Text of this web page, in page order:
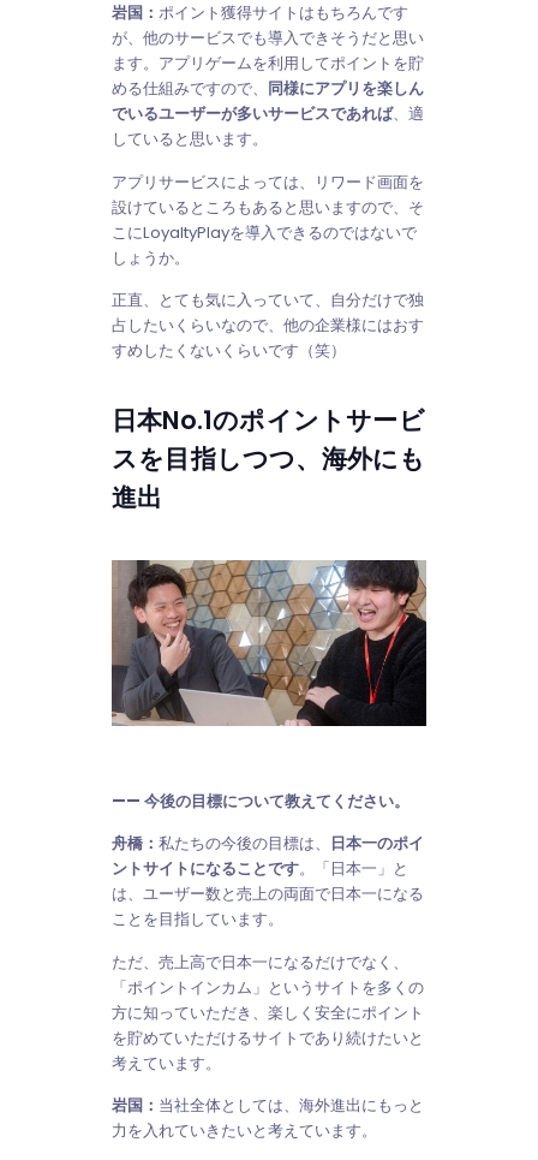
岩国： ポイント獲得サイトはもちろんです
が、他のサービスでも導入できそうだと思い
ます。アプリゲームを利用してポイントを貯
める仕組みですので、 同様にアプリを楽しん
でいるユーザーが多いサービスであれば、適
していると思います。
アプリサービスによっては、リワード画面を
設けているところもあると思いますので、そ
こにLoyaltyPlayを導入できるのではないで
しょうか。
正直、とても気に入っていて、自分だけで独
占したいくらいなので、他の企業様にはおす
すめしたくないくらいです（笑）
日本No.1のポイントサービ
スを目指しつつ、海外にも
進出
—— 今後の目標について教えてください。
舟橋： 私たちの今後の目標は、 日本一のポイ
ントサイトになることです。「日本一」と
は、ユーザー数と売上の両面で日本一になる
ことを目指しています。
ただ、売上高で日本一になるだけでなく、
「ポイントインカム」というサイトを多くの
方に知っていただき、楽しく安全にポイント
を貯めていただけるサイトであり続けたいと
考えています。
岩国： 当社全体としては、海外進出にもっと
力を入れていきたいと考えています。